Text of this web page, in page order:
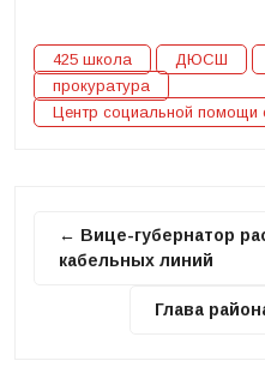
425 школа ДЮСШ
прокуратура
Центр социальной помощи
← Вице-губернатор
кабельных линий
Глава